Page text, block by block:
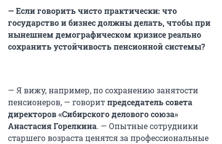
— Если говорить чисто практически: что
государство и бизнес должны делать, чтобы при
нынешнем демографическом кризисе реально
сохранить устойчивость пенсионной системы?
— Я вижу, например, по сохранению занятости
пенсионеров, — говоритпредседатель совета
директоров «Сибирского делового союза»
Анастасия Горелкина. — Опытные сотрудники
старшего возраста ценятся за профессиональные